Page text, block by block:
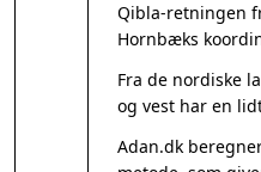
Qibla-retningen
Hornbæks
Fra de nordiske
og vest har en
Adan.dk